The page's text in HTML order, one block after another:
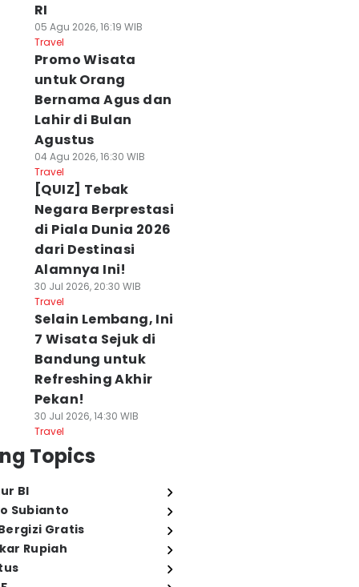
RI
05 Agu 2026, 16:19 WIB
Travel
Promo Wisata
untuk Orang
Bernama Agus dan
Lahir di Bulan
Agustus
04 Agu 2026, 16:30 WIB
Travel
[QUIZ] Tebak
Negara Berprestasi
di Piala Dunia 2026
dari Destinasi
Alamnya Ini!
30 Jul 2026, 20:30 WIB
Travel
Selain Lembang, Ini
7 Wisata Sejuk di
Bandung untuk
Refreshing Akhir
Pekan!
30 Jul 2026, 14:30 WIB
Travel
Topics
BI
Subianto
Gratis
Rupiah